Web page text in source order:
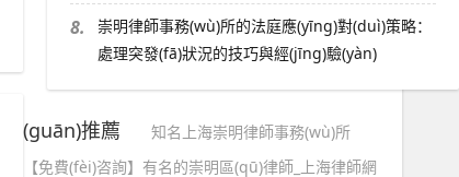
8.
崇明律師事務(wù)所的法庭應(yīng)對(duì)策略：
處理突發(fā)狀況的技巧與經(jīng)驗(yàn)
(guān)推薦
知名上海崇明律師事務(wù)所
【免費(fèi)咨詢】有名的崇明區(qū)律師_上海律師網